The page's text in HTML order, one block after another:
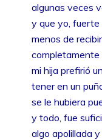
algunas veces
y que yo, fuerte
menos de
completamente
mi hija prefirió
tener en un
se le hubiera
y todo, fue
algo apolillada